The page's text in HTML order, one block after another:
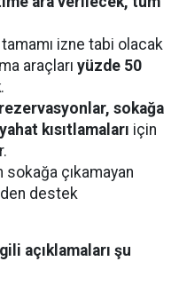
izne tabi olacak
araçları yüzde 50
.
rezervasyonlar, sokağa
kısıtlamaları için
sokağa çıkamayan
destek
açıklamaları şu